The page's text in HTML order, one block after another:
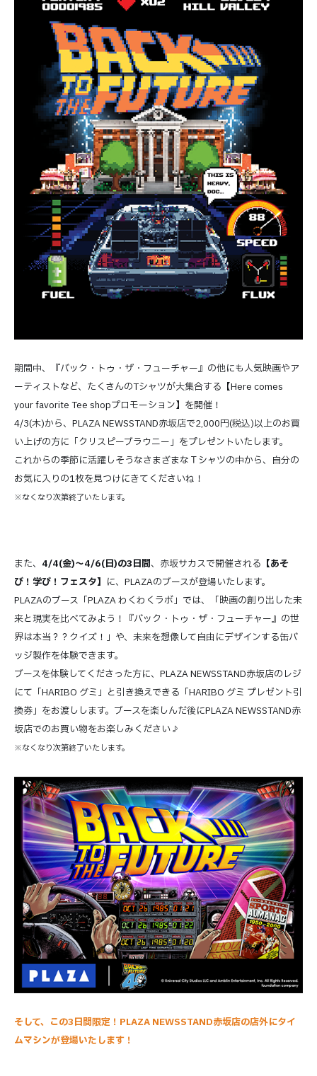
期間中、『バック・トゥ・ザ・フューチャー』の他にも人気映画やア
ーティストなど、たくさんのTシャツが大集合する【Here comes
your favorite Tee shopプロモーション】を開催！
4/3(木)から、PLAZA NEWSSTAND赤坂店で2,000円(税込)以上のお買
い上げの方に「クリスピーブラウニー」をプレゼントいたします。
これからの季節に活躍しそうなさまざまなＴシャツの中から、自分の
お気に入りの1枚を見つけにきてくださいね！
※なくなり次第終了いたします。
また、 4/4(金)～4/6(日)の3日間、赤坂サカスで開催される 【あそ
び！学び！フェスタ】 に、PLAZAのブースが登場いたします。
PLAZAのブース「PLAZA わくわくラボ」では、「映画の創り出した未
来と現実を比べてみよう！『バック・トゥ・ザ・フューチャー』の世
界は本当？？クイズ！」や、未来を想像して自由にデザインする缶バ
ッジ製作を体験できます。
ブースを体験してくださった方に、PLAZA NEWSSTAND赤坂店のレジ
にて「HARIBO グミ」と引き換えできる「HARIBO グミ プレゼント引
換券」をお渡しします。ブースを楽しんだ後にPLAZA NEWSSTAND赤
坂店でのお買い物をお楽しみください♪
※なくなり次第終了いたします。
そして、この3日間限定！PLAZA NEWSSTAND赤坂店の店外にタイ
ムマシンが登場いたします！